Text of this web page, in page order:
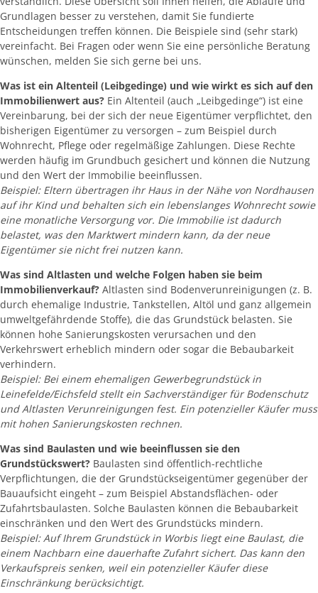
Grundlagen besser zu verstehen, damit Sie fundierte
Entscheidungen treffen können. Die Beispiele sind (sehr stark)
vereinfacht. Bei Fragen oder wenn Sie eine persönliche Beratung
wünschen, melden Sie sich gerne bei uns.
Was ist ein Altenteil (Leibgedinge) und wie wirkt es sich auf den
Immobilienwert aus? Ein Altenteil (auch „Leibgedinge“) ist eine
Vereinbarung, bei der sich der neue Eigentümer verpflichtet, den
bisherigen Eigentümer zu versorgen – zum Beispiel durch
Wohnrecht, Pflege oder regelmäßige Zahlungen. Diese Rechte
werden häufig im Grundbuch gesichert und können die Nutzung
und den Wert der Immobilie beeinflussen.
Beispiel: Eltern übertragen ihr Haus in der Nähe von Nordhausen
auf ihr Kind und behalten sich ein lebenslanges Wohnrecht sowie
eine monatliche Versorgung vor. Die Immobilie ist dadurch
belastet, was den Marktwert mindern kann, da der neue
Eigentümer sie nicht frei nutzen kann.
Was sind Altlasten und welche Folgen haben sie beim
Immobilienverkauf? Altlasten sind Bodenverunreinigungen (z. B.
durch ehemalige Industrie, Tankstellen, Altöl und ganz allgemein
umweltgefährdende Stoffe), die das Grundstück belasten. Sie
können hohe Sanierungskosten verursachen und den
Verkehrswert erheblich mindern oder sogar die Bebaubarkeit
verhindern.
Beispiel: Bei einem ehemaligen Gewerbegrundstück in
Leinefelde/Eichsfeld stellt ein Sachverständiger für Bodenschutz
und Altlasten Verunreinigungen fest. Ein potenzieller Käufer muss
mit hohen Sanierungskosten rechnen.
Was sind Baulasten und wie beeinflussen sie den
Grundstückswert? Baulasten sind öffentlich-rechtliche
Verpflichtungen, die der Grundstückseigentümer gegenüber der
Bauaufsicht eingeht – zum Beispiel Abstandsflächen- oder
Zufahrtsbaulasten. Solche Baulasten können die Bebaubarkeit
einschränken und den Wert des Grundstücks mindern.
Beispiel: Auf Ihrem Grundstück in Worbis liegt eine Baulast, die
einem Nachbarn eine dauerhafte Zufahrt sichert. Das kann den
Verkaufspreis senken, weil ein potenzieller Käufer diese
Einschränkung berücksichtigt.